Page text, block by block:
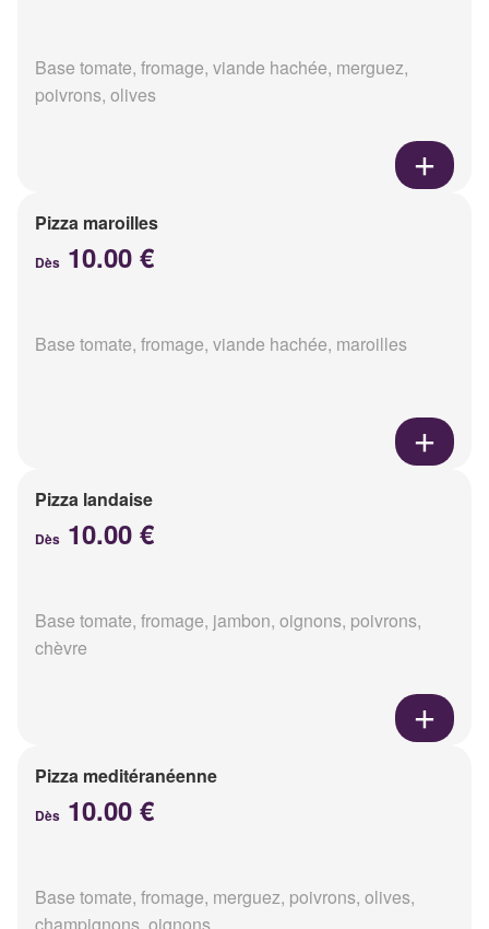
Base tomate, fromage, viande hachée, merguez,
poivrons, olives
Pizza maroilles
Dès 10.00 €
Base tomate, fromage, viande hachée, maroilles
Pizza landaise
Dès 10.00 €
Base tomate, fromage, jambon, oignons, poivrons,
chèvre
Pizza meditéranéenne
Dès 10.00 €
Base tomate, fromage, merguez, poivrons, olives,
champignons, oignons